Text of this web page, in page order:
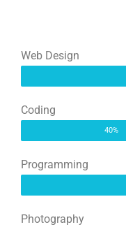
Web Design
Coding
40%
Programming
Photography